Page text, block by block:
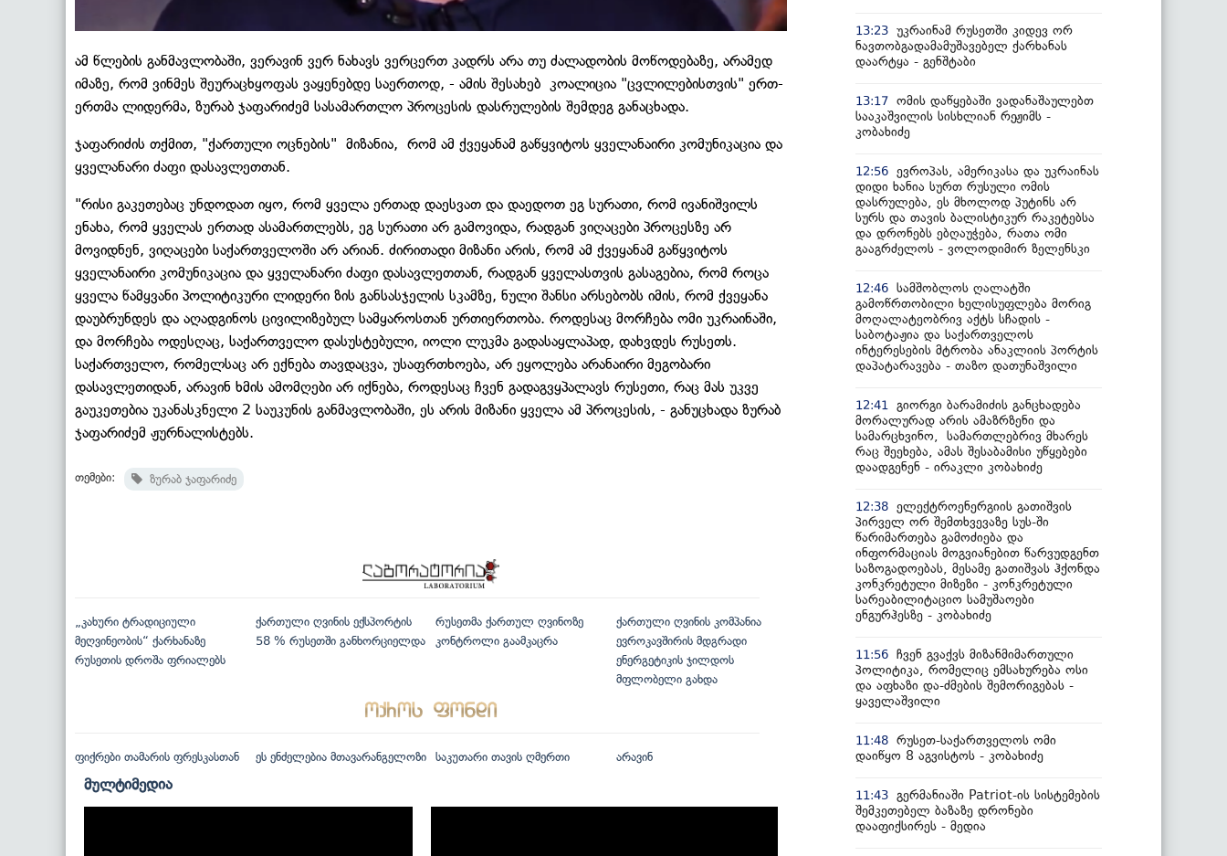
ამ წლების განმავლობაში, ვერავინ ვერ ნახავს ვერცერთ კადრს არა თუ ძალადობის მოწოდებაზე, არამედ
იმაზე, რომ ვინმეს შეურაცხყოფას ვაყენებდე საერთოდ, - ამის შესახებ კოალიცია "ცვლილებისთვის" ერთ-
ერთმა ლიდერმა, ზურაბ ჯაფარიძემ სასამართლო პროცესის დასრულების შემდეგ განაცხადა.
ჯაფარიძის თქმით, "ქართული ოცნების" მიზანია, რომ ამ ქვეყანამ გაწყვიტოს ყველანაირი კომუნიკაცია და
ყველანარი ძაფი დასავლეთთან.
"რისი გაკეთებაც უნდოდათ იყო, რომ ყველა ერთად დაესვათ და დაედოთ ეგ სურათი, რომ ივანიშვილს
ენახა, რომ ყველას ერთად ასამართლებს, ეგ სურათი არ გამოვიდა, რადგან ვიღაცები პროცესზე არ
მოვიდნენ, ვიღაცები საქართველოში არ არიან. ძირითადი მიზანი არის, რომ ამ ქვეყანამ გაწყვიტოს
ყველანაირი კომუნიკაცია და ყველანარი ძაფი დასავლეთთან, რადგან ყველასთვის გასაგებია, რომ როცა
ყველა წამყვანი პოლიტიკური ლიდერი ზის განსასჯელის სკამზე, ნული შანსი არსებობს იმის, რომ ქვეყანა
დაუბრუნდეს და აღადგინოს ცივილიზებულ სამყაროსთან ურთიერთობა. როდესაც მორჩება ომი უკრაინაში,
და მორჩება ოდესღაც, საქართველო დასუსტებული, იოლი ლუკმა გადასაყლაპად, დახვდეს რუსეთს.
საქართველო, რომელსაც არ ექნება თავდაცვა, უსაფრთხოება, არ ეყოლება არანაირი მეგობარი
დასავლეთიდან, არავინ ხმის ამომღები არ იქნება, როდესაც ჩვენ გადაგვყპალავს რუსეთი, რაც მას უკვე
გაუკეთებია უკანასკნელი 2 საუკუნის განმავლობაში, ეს არის მიზანი ყველა ამ პროცესის, - განუცხადა ზურაბ
ჯაფარიძემ ჟურნალისტებს.
თემები: ზურაბ ჯაფარიძე
„კახური ტრადიციული
მეღვინეობის“ ქარხანაზე
რუსეთის დროშა ფრიალებს
ქართული ღვინის ექსპორტის
58 % რუსეთში განხორციელდა
რუსეთმა ქართულ ღვინოზე
კონტროლი გაამკაცრა
ქართული ღვინის კომპანია
ევროკავშირის მდგრადი
ენერგეტიკის ჯილდოს
მფლობელი გახდა
ფიქრები თამარის ფრესკასთან ეს ენძელებია მთავარანგელოზი საკუთარი თავის ღმერთი არავინ
მულტიმედია
13:23 უკრაინამ რუსეთში კიდევ ორ
ნავთობგადამამუშავებელ ქარხანას
დაარტყა - გენშტაბი
13:17 ომის დაწყებაში ვადანაშაულებთ
სააკაშვილის სისხლიან რეჟიმს -
კობახიძე
12:56 ევროპას, ამერიკასა და უკრაინას
დიდი ხანია სურთ რუსული ომის
დასრულება, ეს მხოლოდ პუტინს არ
სურს და თავის ბალისტიკურ რაკეტებსა
და დრონებს ებღაუჭება, რათა ომი
გააგრძელოს - ვოლოდიმირ ზელენსკი
12:46 სამშობლოს ღალატში
გამოწრთობილი ხელისუფლება მორიგ
მოღალატეობრივ აქტს სჩადის -
საბოტაჟია და საქართველოს
ინტერესების მტრობა ანაკლიის პორტის
დაპატარავება - თაზო დათუნაშვილი
12:41
გიორგი ბარამიძის განცხადება
მორალურად არის ამაზრზენი და
სამარცხვინო, სამართლებრივ მხარეს
რაც შეეხება, ამას შესაბამისი უწყებები
დაადგენენ - ირაკლი კობახიძე
12:38 ელექტროენერგიის გათიშვის
პირველ ორ შემთხვევაზე სუს-ში
წარიმართება გამოძიება და
ინფორმაციას მოგვიანებით წარვუდგენთ
საზოგადოებას, მესამე გათიშვას ჰქონდა
კონკრეტული მიზეზი - კონკრეტული
სარეაბილიტაციო სამუშაოები
ენგურჰესზე - კობახიძე
11:56 ჩვენ გვაქვს მიზანმიმართული
პოლიტიკა, რომელიც ემსახურება ოსი
და აფხაზი და-ძმების შემორიგებას -
ყაველაშვილი
11:48 რუსეთ-საქართველოს ომი
დაიწყო 8 აგვისტოს - კობახიძე
11:43 გერმანიაში Patriot-ის სისტემების
შემკეთებელ ბაზაზე დრონები
დააფიქსირეს - მედია